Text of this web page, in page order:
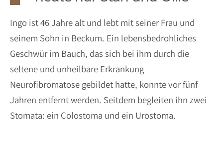
Ingo ist 46 Jahre alt und lebt mit seiner Frau und
seinem Sohn in Beckum. Ein lebensbedrohliches
Geschwür im Bauch, das sich bei ihm durch die
seltene und unheilbare Erkrankung
Neurofibromatose gebildet hatte, konnte vor fünf
Jahren entfernt werden. Seitdem begleiten ihn zwei
Stomata: ein Colostoma und ein Urostoma.